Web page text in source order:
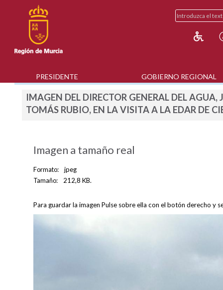
PRESIDENTE GOBIERNO REGIONAL
IMAGEN DEL DIRECTOR GENERAL DEL
TOMÁS RUBIO, EN LA VISITA A LA EDAR DE
Imagen a tamaño real
Formato:
jpeg
Tamaño:
212,8 KB.
Para guardar la imagen Pulse sobre ella con el botón derecho y